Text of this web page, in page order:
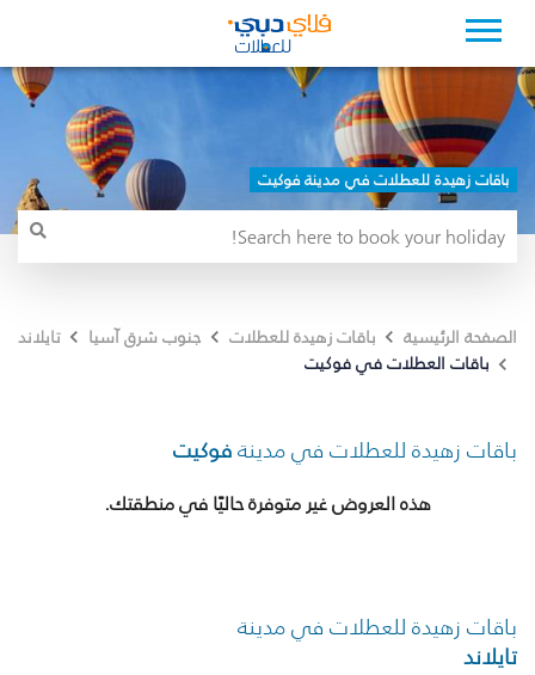
باقات زهيدة للعطلات في مدينة فوكيت
الصفحة الرئيسية باقات زهيدة للعطلات جنوب شرق آسيا
تايلاند
باقات العطلات في فوكيت
باقات زهيدة للعطلات في مدينةفوكيت
هذه العروض غير متوفرة حاليًا في منطقتك.
باقات زهيدة للعطلات في مدينة
تايلاند